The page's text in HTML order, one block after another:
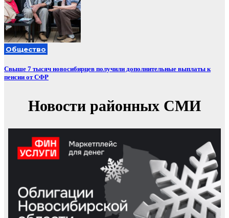
Общество
Свыше 7 тысяч новосибирцев получили дополнительные выплаты к
пенсии от СФР